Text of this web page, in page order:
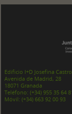
Edificio I+D Josefina
Avenida de Madrid, 28
18071 Granada
Teléfono: (+34) 955 35 64
Móvil: (+34) 663 92 00 93